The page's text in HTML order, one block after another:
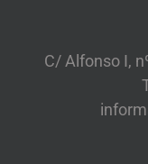
C/ Alfonso I,